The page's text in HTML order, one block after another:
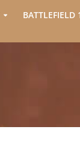
BATTLEFIELD